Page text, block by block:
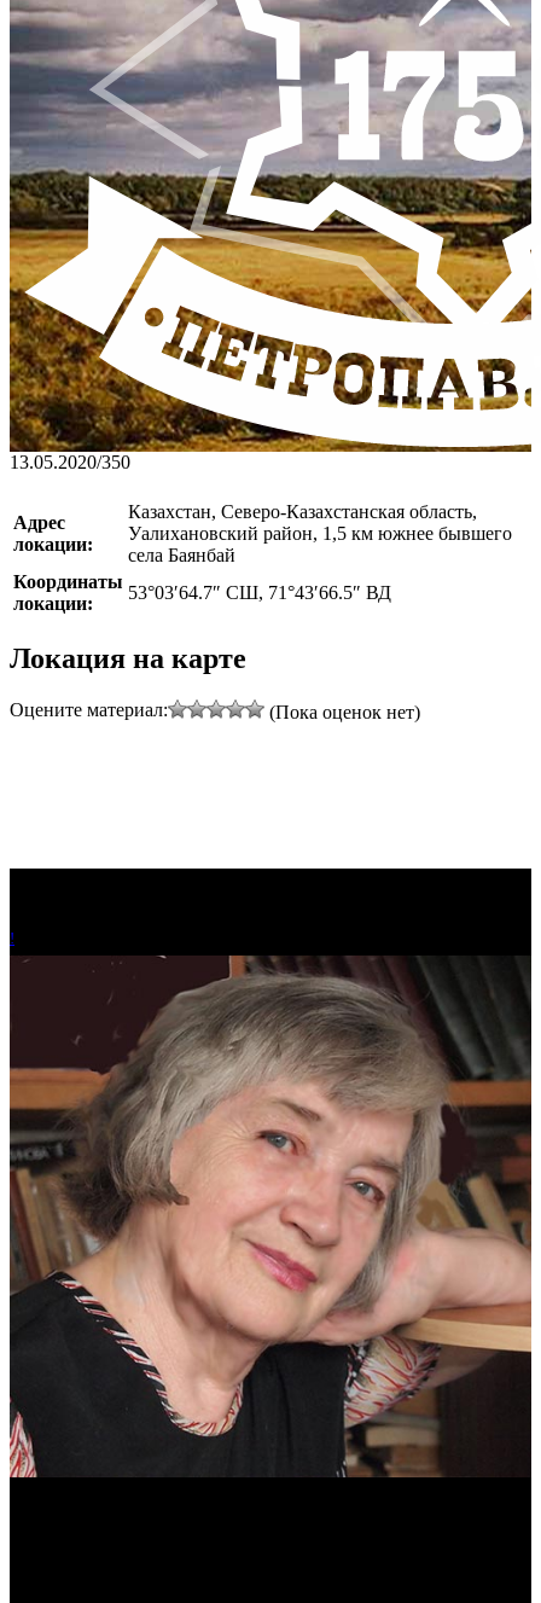
13.05.2020/350
Адрес
локации:
Казахстан, Северо-Казахстанская область,
Уалихановский район, 1,5 км южнее бывшего
села Баянбай
Координаты
локации:
53°03′64.7″ СШ, 71°43′66.5″ ВД
Локация на карте
Оцените материал:
(Пока оценок нет)
!